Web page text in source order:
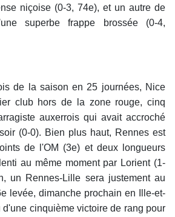
niçoise (0-3, 74e), et un autre de
superbe frappe brossée (0-4,
de la saison en 25 journées, Nice
club hors de la zone rouge, cinq
auxerrois qui avait accroché
(0-0). Bien plus haut, Rennes est
de l'OM (3e) et deux longueurs
au même moment par Lorient (1-
un Rennes-Lille sera justement au
levée, dimanche prochain en Ille-et-
cinquième victoire de rang pour